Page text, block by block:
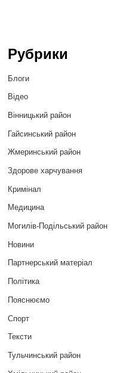
Рубрики
Блоги
Відео
Вінницький район
Гайсинський район
Жмеринський район
Здорове харчування
Кримінал
Медицина
Могилів-Подільський район
Новини
Партнерський матеріал
Політика
Пояснюємо
Спорт
Тексти
Тульчинський район